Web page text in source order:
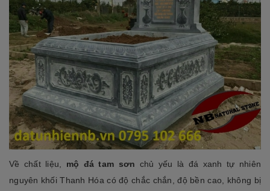
Về chất liệu, mộ đá tam sơn chủ yếu là đá xanh tự nhiên
nguyên khối Thanh Hóa có độ chắc chắn, độ bền cao, không bị